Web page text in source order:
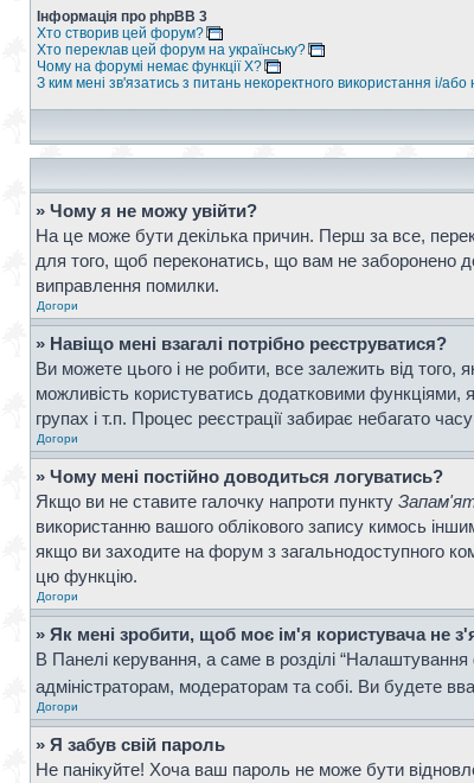
Інформація про phpBB 3
Хто створив цей форум?
Хто переклав цей форум на українську?
Чому на форумі немає функції X?
З ким мені зв'язатись з питань некоректного використання і/
» Чому я не можу увійти?
На це може бути декілька причин. Перш за все,
для того, щоб переконатись, що вам не заборонено
виправлення помилки.
Догори
» Навіщо мені взагалі потрібно реєструватися?
Ви можете цього і не робити, все залежить від того,
можливість користуватись додатковими функціями,
групах і т.п. Процес реєстрації забирає небагато
Догори
» Чому мені постійно доводиться логуватись?
Якщо ви не ставите галочку напроти пункту
використанню вашого облікового запису кимось
якщо ви заходите на форум з загальнодоступного
цю функцію.
Догори
» Як мені зробити, щоб моє ім'я користувача не
В Панелі керування, а саме в розділі “Налаштування
адміністраторам, модераторам та собі. Ви будете
Догори
» Я забув свій пароль
Не панікуйте! Хоча ваш пароль не може бути